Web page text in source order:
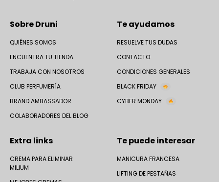
Sobre Druni
QUIÉNES SOMOS
ENCUENTRA TU TIENDA
TRABAJA CON NOSOTROS
CLUB PERFUMERÍA
BRAND AMBASSADOR
COLABORADORES DEL BLOG
Te ayudamos
RESUELVE TUS DUDAS
CONTACTO
CONDICIONES GENERALES
BLACK FRIDAY
CYBER MONDAY
Extra links
CREMA PARA ELIMINAR
MILIUM
Te puede interesar
MANICURA FRANCESA
LIFTING DE PESTAÑAS